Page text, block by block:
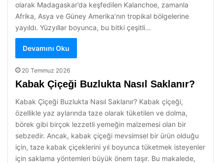
olarak Madagaskar’da keşfedilen Kalanchoe, zamanla
Afrika, Asya ve Güney Amerika’nın tropikal bölgelerine
yayıldı. Yüzyıllar boyunca, bu bitki çeşitli…
Devamını Oku
20 Temmuz 2026
Kabak Çiçeği Buzlukta Nasıl Saklanır?
Kabak Çiçeği Buzlukta Nasıl Saklanır? Kabak çiçeği,
özellikle yaz aylarında taze olarak tüketilen ve dolma,
börek gibi birçok lezzetli yemeğin malzemesi olan bir
sebzedir. Ancak, kabak çiçeği mevsimsel bir ürün olduğu
için, taze kabak çiçeklerini yıl boyunca tüketmek isteyenler
için saklama yöntemleri büyük önem taşır. Bu makalede,